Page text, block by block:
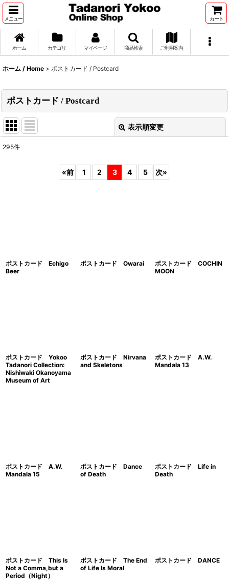
メニュー カート
ホーム カテゴリ マイページ 商品検索 ご利用案内
ホーム / Home > ポストカード / Postcard
ポストカード / Postcard
表示順変更
295件
«前 1 2 3 4 5 次»
ポストカード Echigo
Beer
ポストカード Owarai
ポストカード COCHIN
MOON
ポストカード Yokoo
Tadanori Collection:
Nishiwaki Okanoyama
Museum of Art
ポストカード Nirvana
and Skeletons
ポストカード A.W.
Mandala 13
ポストカード A.W.
Mandala 15
ポストカード Dance
of Death
ポストカード Life in
Death
ポストカード This Is
Not a Comma,but a
Period（Night）
ポストカード The End
of Life Is Moral
ポストカード DANCE